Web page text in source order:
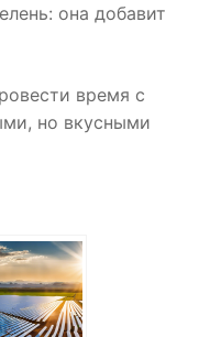
она добавит
время с
но вкусными